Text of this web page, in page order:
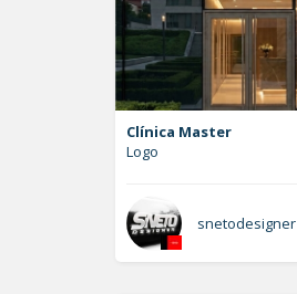
Clínica Master
Logo
snetodesigner